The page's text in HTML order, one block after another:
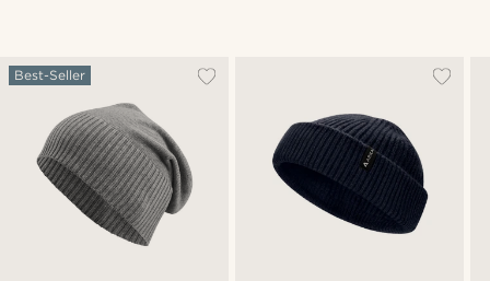
Best-Seller